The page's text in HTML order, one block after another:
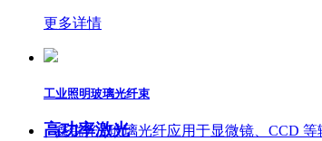
更多详情
工业照明玻璃光纤束
鑫锐光 玻璃光纤应用于显微镜、CCD 等
高功率激光